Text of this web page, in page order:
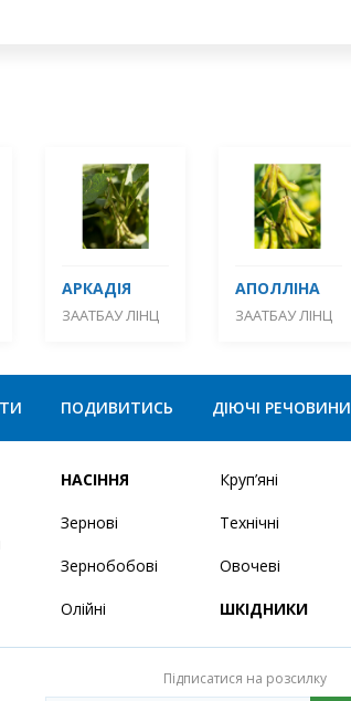
АРКАДІЯ
ЗААТБАУ ЛІНЦ
АПОЛЛІНА
ЗААТБАУ ЛІНЦ
ПОДИВИТИСЬ ДІЮЧІ РЕЧОВИНИ
НАСІННЯ
Зернові
Зернобобові
Олійні
Круп’яні
Технічні
Овочеві
ШКІДНИКИ
Підписатися на розсилку